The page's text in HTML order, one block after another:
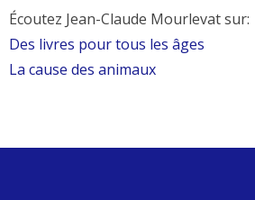
Écoutez Jean-Claude Mourlevat sur:
Des livres pour tous les âges
La cause des animaux